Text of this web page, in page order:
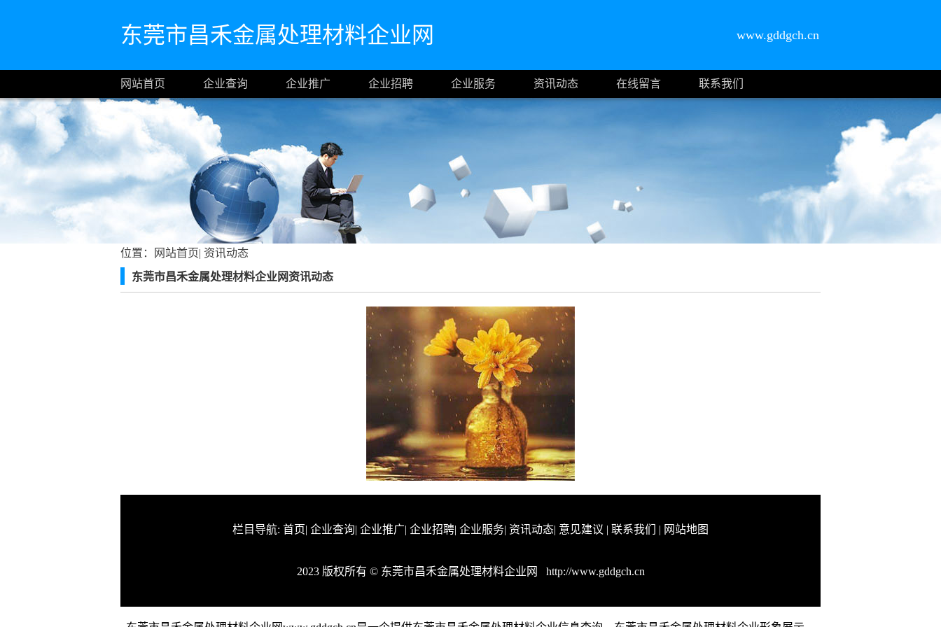
东莞市昌禾金属处理材料企业网 www.gddgch.cn
网站首页 企业查询 企业推广 企业招聘 企业服务 资讯动态 在线留言 联系我们
位置： 网站首页| 资讯动态
东莞市昌禾金属处理材料企业网资讯动态
栏目导航: 首页| 企业查询| 企业推广| 企业招聘| 企业服务| 资讯动态| 意见建议 | 联系我们 | 网站地图
2023 版权所有 © 东莞市昌禾金属处理材料企业网 http://www.gddgch.cn